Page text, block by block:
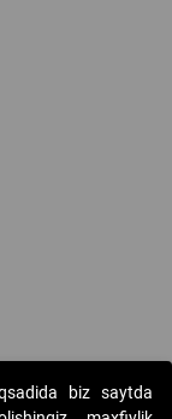
biz saytda